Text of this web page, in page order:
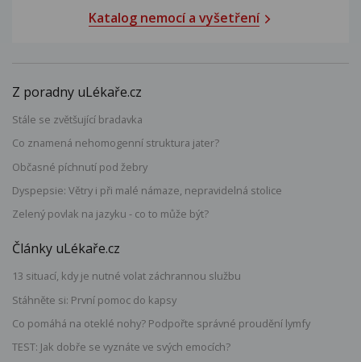
Katalog nemocí a vyšetření
Z poradny uLékaře.cz
Stále se zvětšující bradavka
Co znamená nehomogenní struktura jater?
Občasné píchnutí pod žebry
Dyspepsie: Větry i při malé námaze, nepravidelná stolice
Zelený povlak na jazyku - co to může být?
Články uLékaře.cz
13 situací, kdy je nutné volat záchrannou službu
Stáhněte si: První pomoc do kapsy
Co pomáhá na oteklé nohy? Podpořte správné proudění lymfy
TEST: Jak dobře se vyznáte ve svých emocích?